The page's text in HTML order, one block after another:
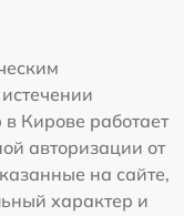
Кирове работает
авторизации от
на сайте,
характер и